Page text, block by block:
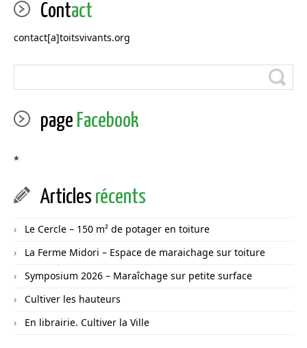
Contact
contact[a]toitsvivants.org
page Facebook
*
Articles récents
Le Cercle – 150 m² de potager en toiture
La Ferme Midori – Espace de maraichage sur toiture
Symposium 2026 – Maraîchage sur petite surface
Cultiver les hauteurs
En librairie. Cultiver la Ville